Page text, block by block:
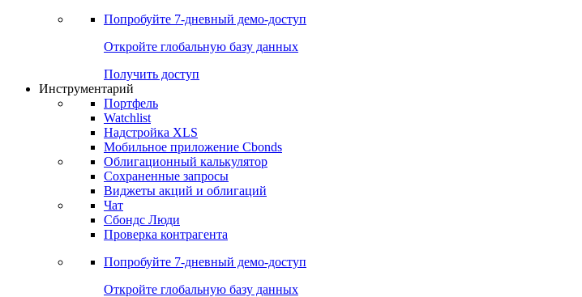
Попробуйте 7-дневный демо-доступ
Откройте глобальную базу данных
Получить доступ
Инструментарий
Портфель
Watchlist
Надстройка XLS
Мобильное приложение Cbonds
Облигационный калькулятор
Сохраненные запросы
Виджеты акций и облигаций
Чат
Сбондс Люди
Проверка контрагента
Попробуйте 7-дневный демо-доступ
Откройте глобальную базу данных